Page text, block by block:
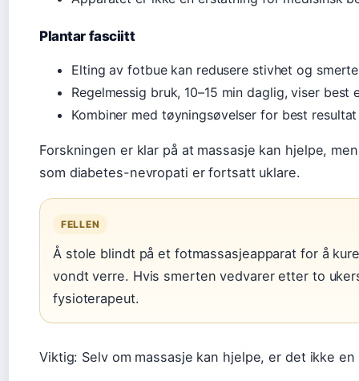
Plantar fasciitt
Elting av fotbue kan redusere stivhet og smerte
Regelmessig bruk, 10–15 min daglig, viser best
Kombiner med tøyningsøvelser for best resultat
Forskningen er klar på at massasje kan hjelpe,
som diabetes-nevropati er fortsatt uklare.
FELLEN
Å stole blindt på et fotmassasjeapparat for å
vondt verre. Hvis smerten vedvarer etter to
fysioterapeut.
Viktig: Selv om massasje kan hjelpe, er det ikke